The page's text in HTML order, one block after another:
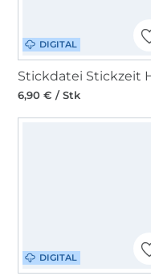
DIGITAL
6,90 € / Stk
DIGITAL